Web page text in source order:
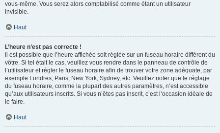
vous-même. Vous serez alors comptabilisé comme étant un utilisateur
invisible.
Haut
L’heure n’est pas correcte !
Il est possible que l’heure affichée soit réglée sur un fuseau horaire différent du
vôtre. Si tel était le cas, veuillez vous rendre dans le panneau de contrôle de
l’utilisateur et régler le fuseau horaire afin de trouver votre zone adéquate, par
exemple Londres, Paris, New York, Sydney, etc. Veuillez noter que le réglage
du fuseau horaire, comme la plupart des autres paramètres, n’est accessible
qu’aux utilisateurs inscrits. Si vous n’êtes pas inscrit, c’est l’occasion idéale de
le faire.
Haut